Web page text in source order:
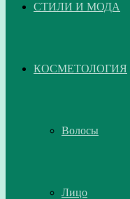
СТИЛИ И МОДА
КОСМЕТОЛОГИЯ
Волосы
Лицо